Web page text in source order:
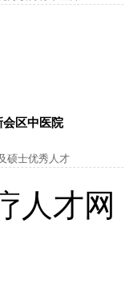
会区中医院
硕士优秀人才
人才网